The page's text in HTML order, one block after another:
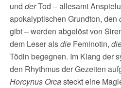
und derTod – allesamt
apokalyptischen Grundton, den
gibt – werden abgelöst von
dem Leser alsdie Feminotin,
Tödin begegnen. Im Klang der
den Rhythmus der Gezeiten
Horcynus Orcasteckt eine